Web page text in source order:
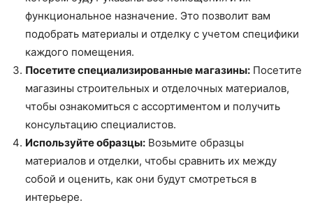
функциональное назначение. Это позволит вам
подобрать материалы и отделку с учетом специфики
каждого помещения.
Посетите специализированные магазины: Посетите
магазины строительных и отделочных материалов,
чтобы ознакомиться с ассортиментом и получить
консультацию специалистов.
Используйте образцы: Возьмите образцы
материалов и отделки, чтобы сравнить их между
собой и оценить, как они будут смотреться в
интерьере.